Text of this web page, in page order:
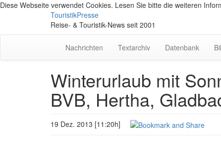
Diese Webseite verwendet Cookies. Lesen Sie bitte die weiteren
TouristikPresse
Reise- & Touristik-News seit 2001
Nachrichten Textarchiv Datenbank
Winterurlaub mit
BVB, Hertha,
19 Dez. 2013 [11:20h]